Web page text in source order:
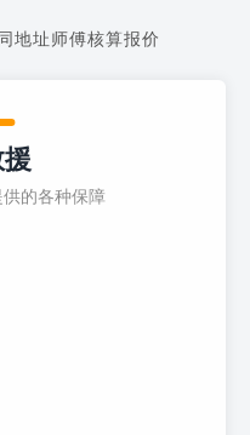
地址师傅核算报价
的各种保障